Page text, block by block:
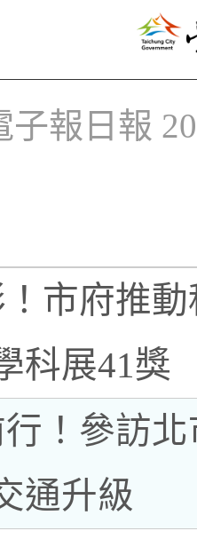
報日報
！市府推
科展41獎
！參訪
通升級